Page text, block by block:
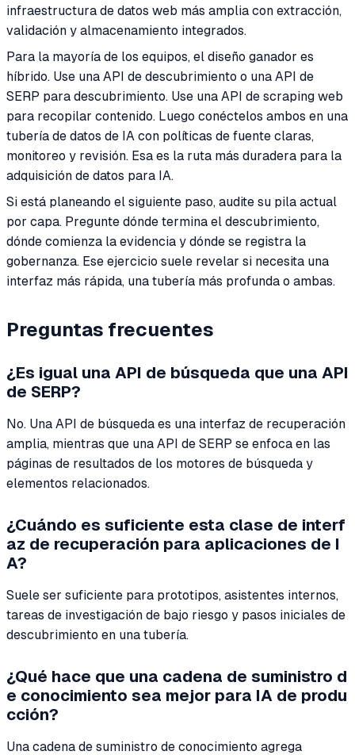
infraestructura de datos web más amplia con extracción,
validación y almacenamiento integrados.
Para la mayoría de los equipos, el diseño ganador es
híbrido. Use una API de descubrimiento o una API de
SERP para descubrimiento. Use una API de scraping web
para recopilar contenido. Luego conéctelos ambos en una
tubería de datos de IA con políticas de fuente claras,
monitoreo y revisión. Esa es la ruta más duradera para la
adquisición de datos para IA.
Si está planeando el siguiente paso, audite su pila actual
por capa. Pregunte dónde termina el descubrimiento,
dónde comienza la evidencia y dónde se registra la
gobernanza. Ese ejercicio suele revelar si necesita una
interfaz más rápida, una tubería más profunda o ambas.
Preguntas frecuentes
¿Es igual una API de búsqueda que una API
de SERP?
No. Una API de búsqueda es una interfaz de recuperación
amplia, mientras que una API de SERP se enfoca en las
páginas de resultados de los motores de búsqueda y
elementos relacionados.
¿Cuándo es suficiente esta clase de interf
az de recuperación para aplicaciones de I
A?
Suele ser suficiente para prototipos, asistentes internos,
tareas de investigación de bajo riesgo y pasos iniciales de
descubrimiento en una tubería.
¿Qué hace que una cadena de suministro d
e conocimiento sea mejor para IA de produ
cción?
Una cadena de suministro de conocimiento agrega